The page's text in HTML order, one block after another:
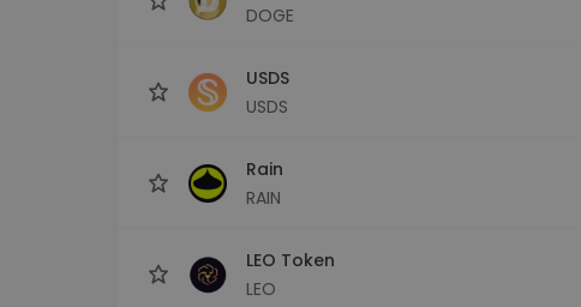
DOGE
USDS
USDS
Rain
RAIN
LEO Token
LEO